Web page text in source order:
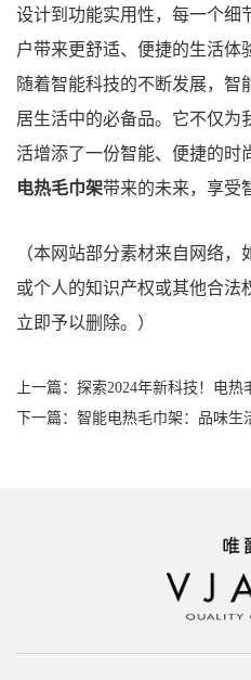
设计到功能实用性，每一个细
户带来更舒适、便捷的生活体
随着智能科技的不断发展，智
居生活中的必备品。它不仅为
活增添了一份智能、便捷的时
电热毛巾架带来的未来，享受
（本网站部分素材来自网络
或个人的知识产权或其他合法
立即予以删除。）
上一篇： 探索2024年新科技！电
下一篇： 智能电热毛巾架：品味生